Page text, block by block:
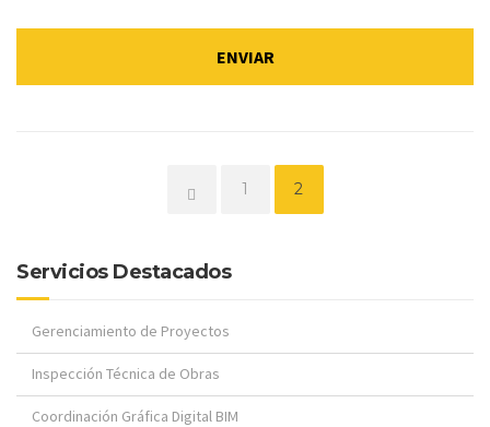
Página
1 Página
2
Servicios Destacados
Gerenciamiento de Proyectos
Inspección Técnica de Obras
Coordinación Gráfica Digital BIM